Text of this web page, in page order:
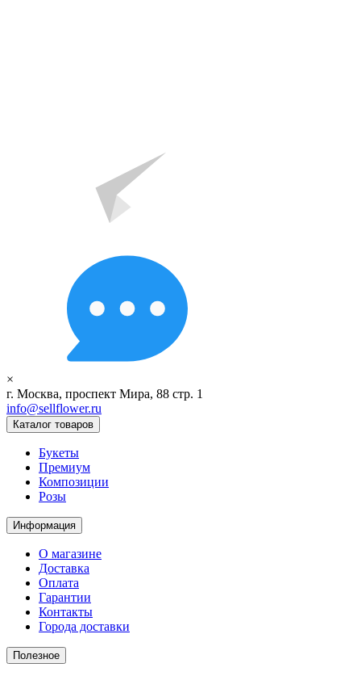
×
г. Москва, проспект Мира, 88 стр. 1
info@sellflower.ru
Каталог товаров
Букеты
Премиум
Композиции
Розы
Информация
О магазине
Доставка
Оплата
Гарантии
Контакты
Города доставки
Полезное